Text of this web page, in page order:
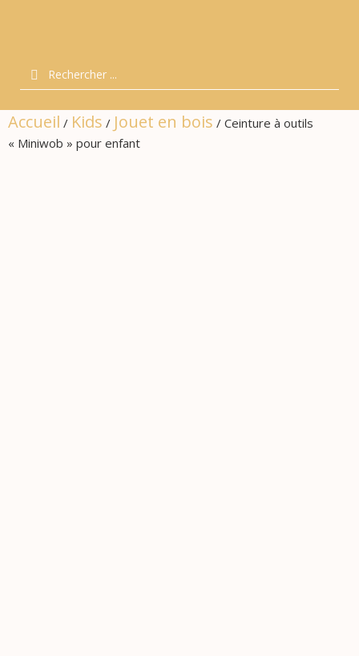
Accueil / Kids / Jouet en bois / Ceinture à outils
« Miniwob » pour enfant